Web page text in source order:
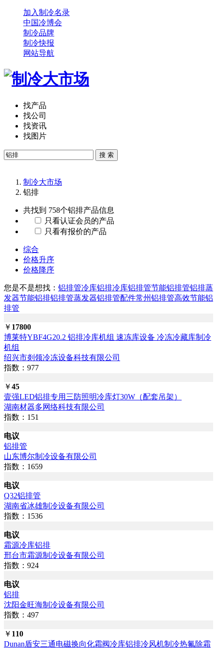
加入制冷名录
中国冷博会
制冷品牌
制冷快报
网站导航
找产品
找公司
找资讯
找图片
搜 索
制冷大市场
铝排
共找到 758个铝排产品信息
只看认证会员的产品
只看有报价的产品
综合
价格升序
价格降序
您是不是想找： 铝排管冷库铝排冷库铝排管节能铝排管铝排蒸
发器节能铝排铝排管蒸发器铝排管配件常州铝排管高效节能铝
排管
￥ 17800
博莱特YBF4G20.2 铝排冷库机组 速冻库设备 冷冻冷藏库制冷
机组
绍兴市剡领冷冻设备科技有限公司
指数：977
￥45
壹强LED铝排专用三防照明冷库灯30W（配套吊架）
湖南材器多网络科技有限公司
指数：151
电议
铝排管
山东博尔制冷设备有限公司
指数：1659
电议
Q32铝排管
湖南省冰雄制冷设备有限公司
指数：1536
电议
霜源冷库铝排
邢台市霜源制冷设备有限公司
指数：924
电议
铝排
沈阳金旺海制冷设备有限公司
指数：497
￥ 110
Dunan盾安三通电磁换向化霜阀冷库铝排冷风机制冷热氟除霜